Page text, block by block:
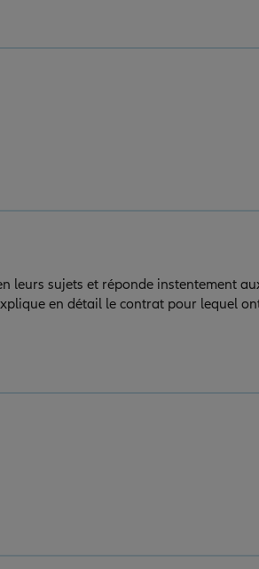
leurs sujets et réponde instentement
en détail le contrat pour lequel